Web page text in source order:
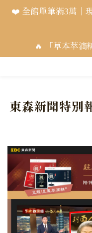
❤️ 全館單筆滿3萬｜
🔥 「草本萃滴
東森新聞特別